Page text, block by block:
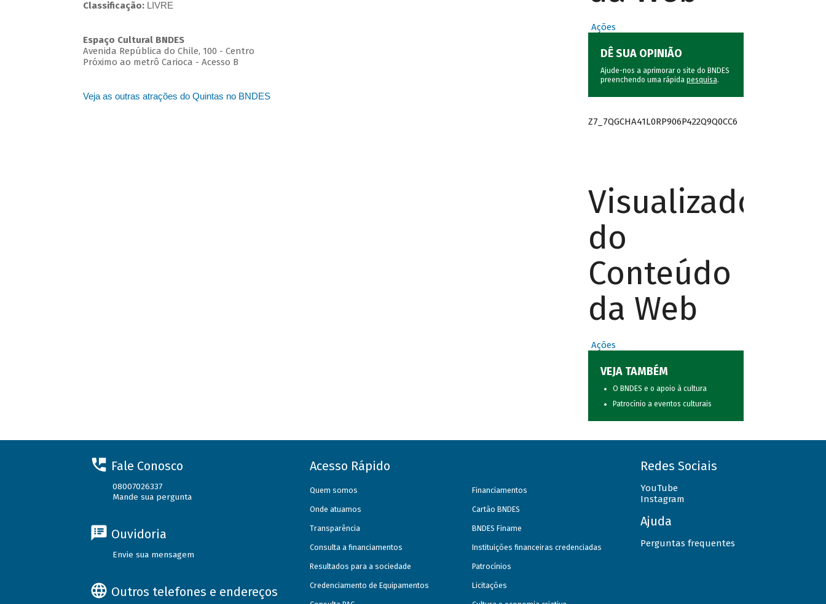
Classificação: LIVRE
Espaço Cultural BNDES
Avenida República do Chile, 100 - Centro
Próximo ao metrô Carioca - Acesso B
Veja as outras atrações do Quintas no BNDES
Ações
DÊ SUA OPINIÃO
Ajude-nos a aprimorar o site do BNDES
preenchendo uma rápida pesquisa.
Z7_7QGCHA41L0RP906P422Q9Q0CC6
Visualizador
do
Conteúdo
da Web
Ações
VEJA TAMBÉM
O BNDES e o apoio à cultura
Patrocínio a eventos culturais
Fale Conosco
08007026337
Mande sua pergunta
Ouvidoria
Envie sua mensagem
Outros telefones e endereços
Acesso Rápido
Quem somos
Onde atuamos
Transparência
Consulta a financiamentos
Resultados para a sociedade
Credenciamento de Equipamentos
Financiamentos
Cartão BNDES
BNDES Finame
Instituições financeiras credenciadas
Patrocínios
Licitações
Redes Sociais
YouTube
Instagram
Ajuda
Perguntas frequentes